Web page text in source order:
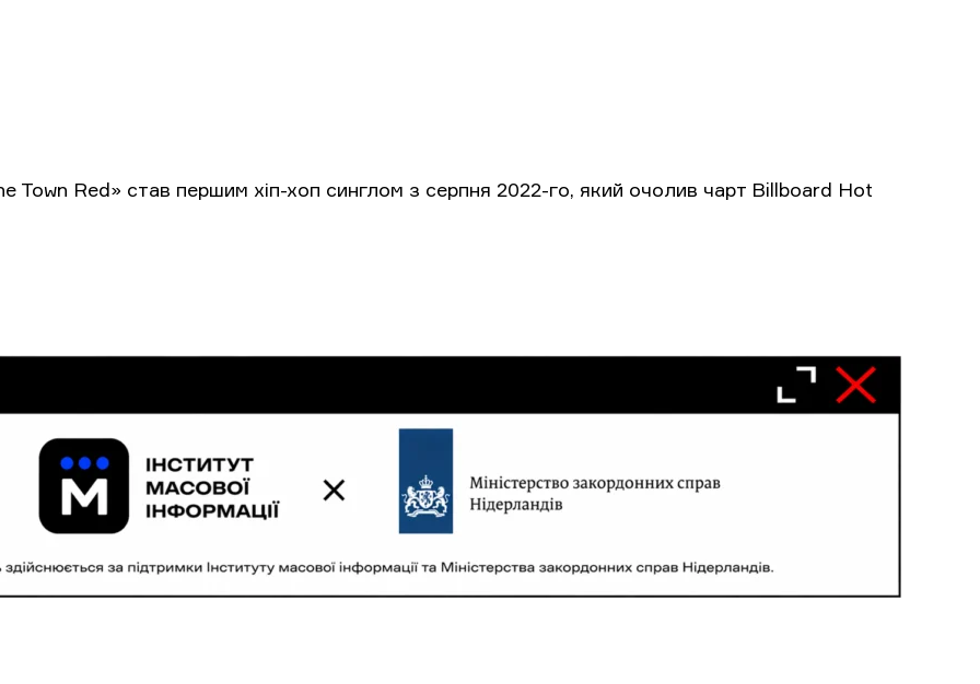
Town Red» став першим хіп-хоп синглом з серпня 2022-го, який очолив чарт Billboard Hot